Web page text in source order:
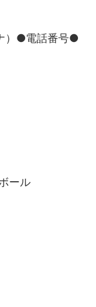
）●電話番号●
ール